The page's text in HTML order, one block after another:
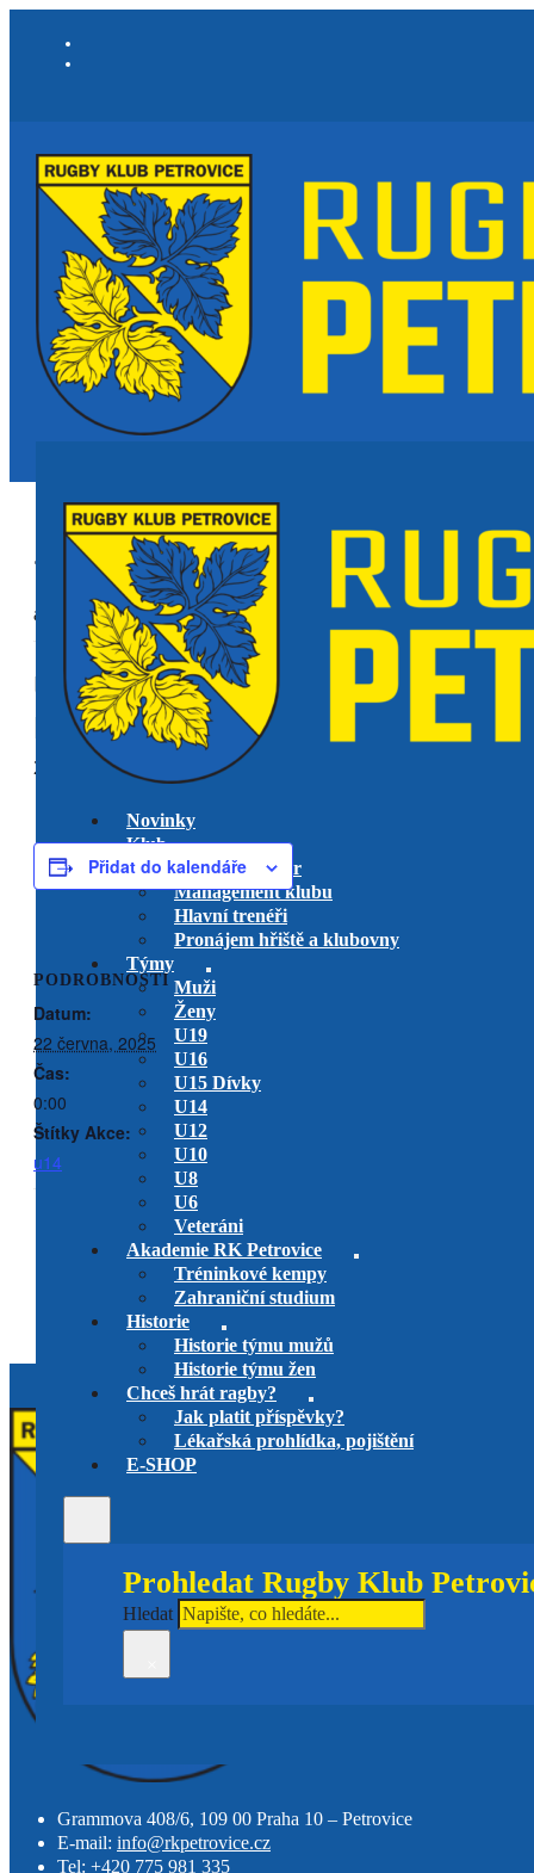
Novinky
Klub
Výkonný výbor
Management klubu
Hlavní trenéři
Pronájem hřiště a klubovny
Týmy
Muži
Ženy
U19
U16
U15 Dívky
U14
U12
U10
U8
U6
Veteráni
Akademie RK Petrovice
Tréninkové kempy
Zahraniční studium
Historie
Historie týmu mužů
Historie týmu žen
Chceš hrát ragby?
Jak platit příspěvky?
Lékařská prohlídka, pojištění
E-SHOP
Prohledat Rugby Klub
Hledat
« Všechny Akce
akce již proběhla.
U14 Mistrovství ČR 7s v
Říčanech
22 června, 2025 @ 0:00
Přidat do kalendáře
PODROBNOSTI
Datum:
22 června, 2025
Čas:
0:00
Štítky Akce:
u14
RK Petrovice mládež
U15 dívky v Kamenici
Muži Mistrovství ČR 7s na Bystrci
Grammova 408/6, 109 00 Praha 10 – Petrovice
E-mail: info@rkpetrovice.cz
Tel: +420 775 981 335